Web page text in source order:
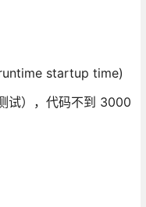
startup time)
试），代码不到 3000